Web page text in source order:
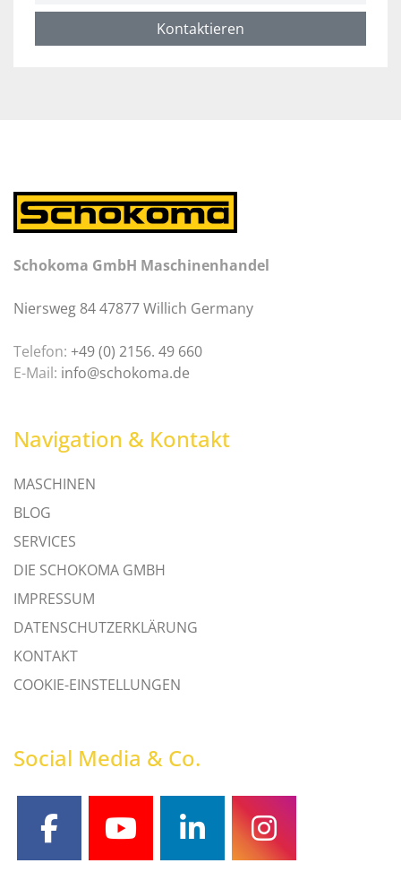
Kontaktieren
Schokoma GmbH Maschinenhandel
Niersweg 84 47877 Willich Germany
Telefon: +49 (0) 2156. 49 660
E-Mail: info@schokoma.de
Navigation & Kontakt
MASCHINEN
BLOG
SERVICES
DIE SCHOKOMA GMBH
IMPRESSUM
DATENSCHUTZERKLÄRUNG
KONTAKT
COOKIE-EINSTELLUNGEN
Social Media & Co.
facebookyoutubelinkedininstagram